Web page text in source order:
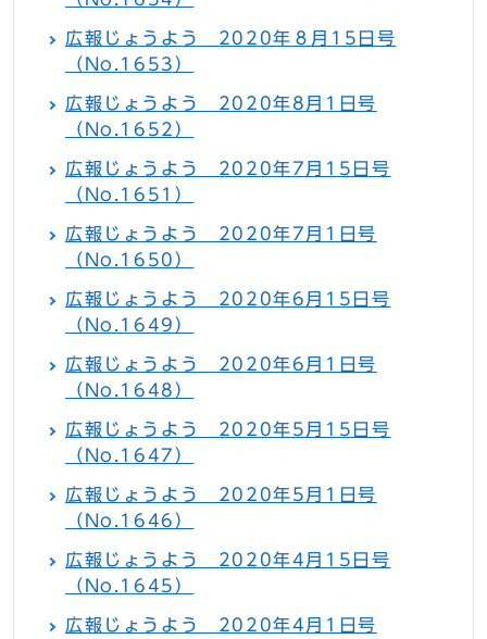
広報じょうよう 2020年８月15日号
（No.1653）
広報じょうよう 2020年8月1日号
（No.1652）
広報じょうよう 2020年7月15日号
（No.1651）
広報じょうよう 2020年7月1日号
（No.1650）
広報じょうよう 2020年6月15日号
（No.1649）
広報じょうよう 2020年6月1日号
（No.1648）
広報じょうよう 2020年5月15日号
（No.1647）
広報じょうよう 2020年5月1日号
（No.1646）
広報じょうよう 2020年4月15日号
（No.1645）
広報じょうよう 2020年4月1日号